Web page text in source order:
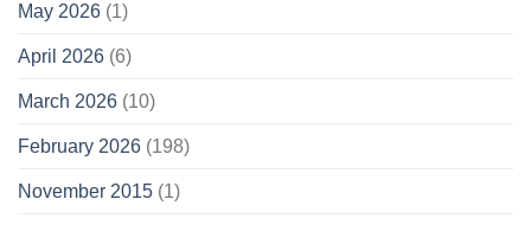
May 2026 (1)
April 2026 (6)
March 2026 (10)
February 2026 (198)
November 2015 (1)